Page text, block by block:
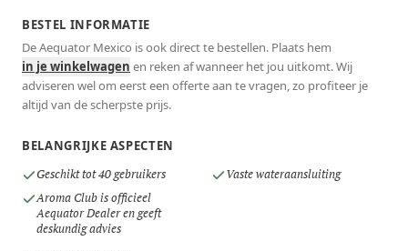
BESTEL INFORMATIE
De Aequator Mexico is ook direct te bestellen. Plaats hem
in je winkelwagen en reken af wanneer het jou uitkomt. Wij
adviseren wel om eerst een offerte aan te vragen, zo profiteer je
altijd van de scherpste prijs.
BELANGRIJKE ASPECTEN
Geschikt tot 40 gebruikers
Vaste wateraansluiting
Aroma Club is officieel
Aequator Dealer en geeft
deskundig advies